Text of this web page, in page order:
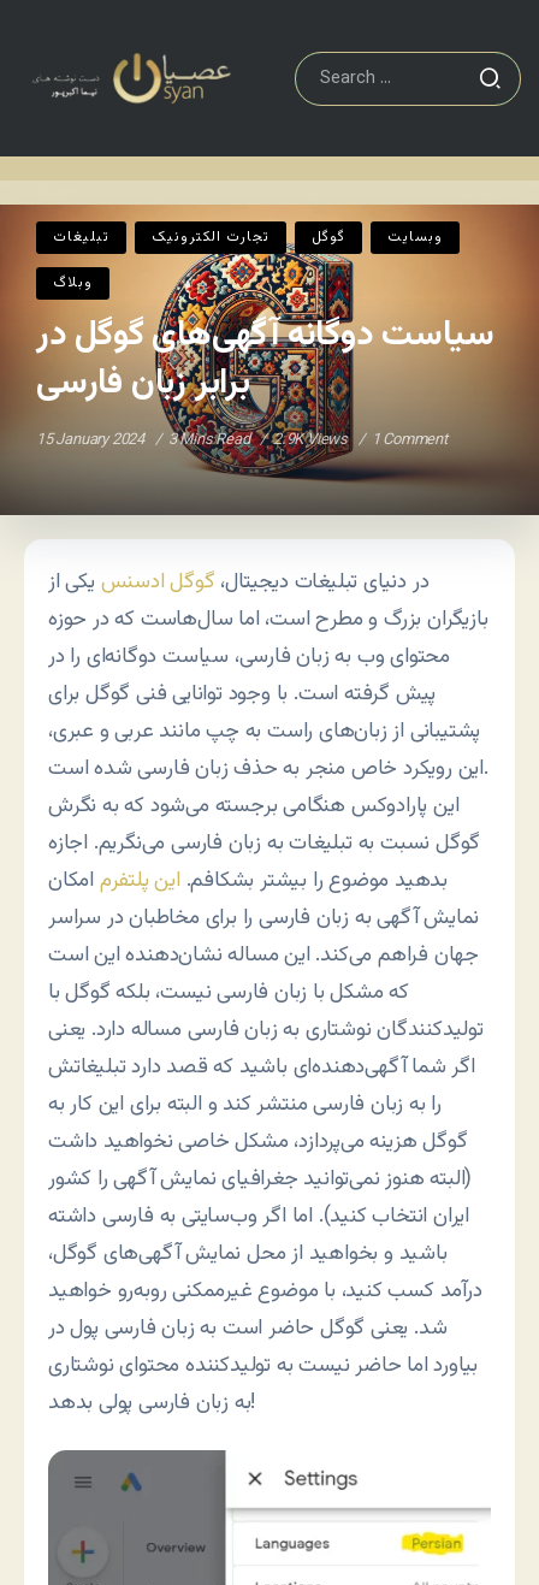
تبلیغات تجارت الکترونيک گوگل وبسایت
وبلاگ
سیاست دوگانه آگهی‌های گوگل در
برابر زبان فارسی
15 January 2024 3 Mins Read 2.9K Views 1 Comment
در دنیای تبلیغات دیجیتال، گوگل ادسنس یکی از
بازیگران بزرگ و مطرح است، اما سال‌هاست که در حوزه
محتوای وب به زبان فارسی، سیاست دوگانه‌ای را در
پیش گرفته است. با وجود توانایی فنی گوگل برای
پشتیبانی از زبان‌های راست به چپ مانند عربی و عبری،
این رویکرد خاص منجر به حذف زبان فارسی شده است.
این پارادوکس هنگامی برجسته می‌شود که به نگرش
گوگل نسبت به تبلیغات به زبان فارسی می‌نگریم. اجازه
بدهید موضوع را بیشتر بشکافم. این پلتفرم امکان
نمایش آگهی به زبان فارسی را برای مخاطبان در سراسر
جهان فراهم می‌کند. این مساله نشان‌دهنده این است
که مشکل با زبان فارسی نیست، بلکه گوگل با
تولیدکنندگان نوشتاری به زبان فارسی مساله دارد. یعنی
اگر شما آگهی‌دهنده‌ای باشید که قصد دارد تبلیغاتش
را به زبان فارسی منتشر کند و البته برای این کار به
گوگل هزینه می‌پردازد، مشکل خاصی نخواهید داشت
(البته هنوز نمی‌توانید جغرافیای نمایش آگهی را کشور
ایران انتخاب کنید). اما اگر وب‌سایتی به فارسی داشته
باشید و بخواهید از محل نمایش آگهی‌های گوگل،
درآمد کسب کنید، با موضوع غیرممکنی روبه‌رو خواهید
شد. یعنی گوگل حاضر است به زبان فارسی پول در
بیاورد اما حاضر نیست به تولیدکننده محتوای نوشتاری
به زبان فارسی پولی بدهد!